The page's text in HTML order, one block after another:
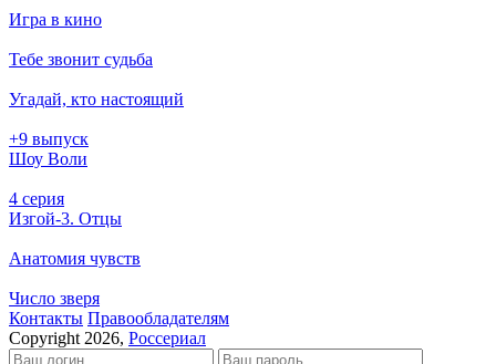
Игра в кино
Тебе звонит судьба
Угадай, кто настоящий
+9 выпуск
Шоу Воли
4 серия
Изгой-3. Отцы
Анатомия чувств
Число зверя
Кон­так­ты Пра­во­об­ла­да­те­лям
Copyright 2026, Россериал